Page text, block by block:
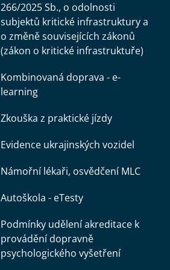
266/2025 Sb., o odolnosti
subjektů kritické infrastruktury a
o změně souvisejících zákonů
(zákon o kritické infrastruktuře)
Kombinovaná doprava - e-
learning
Zkouška z praktické jízdy
Evidence ukrajinských vozidel
Námořní lékaři, osvědčení MLC
Autoškola - eTesty
Podmínky udělení akreditace k
provádění dopravně
psychologického vyšetření